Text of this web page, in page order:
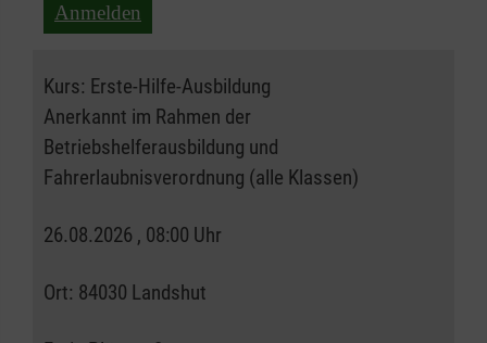
Anmelden
Kurs: Erste-Hilfe-Ausbildung
Anerkannt im Rahmen der
Betriebshelferausbildung und
Fahrerlaubnisverordnung (alle Klassen)
26.08.2026 , 08:00 Uhr
Ort: 84030 Landshut